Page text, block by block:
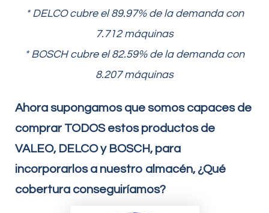
* DELCO cubre el 89.97% de la demanda con
7.712 máquinas
* BOSCH cubre el 82.59% de la demanda con
8.207 máquinas
Ahora supongamos que somos capaces de
comprar TODOS estos productos de
VALEO, DELCO y BOSCH, para
incorporarlos a nuestro almacén, ¿Qué
cobertura conseguiríamos?